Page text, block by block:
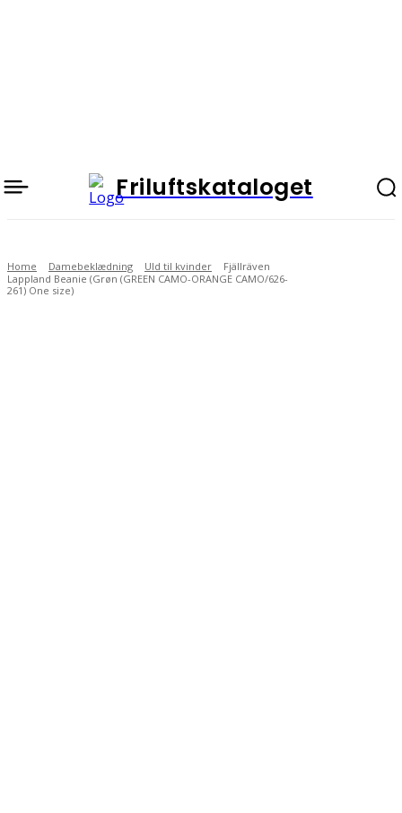
Friluftskataloget
Home Damebeklædning Uld til kvinder
Fjällräven
Lappland Beanie (Grøn (GREEN CAMO-ORANGE CAMO/626-
261) One size)